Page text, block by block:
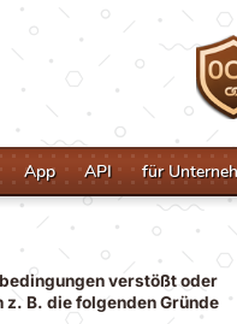
App API für
verstößt oder
B. die folgenden Gründe